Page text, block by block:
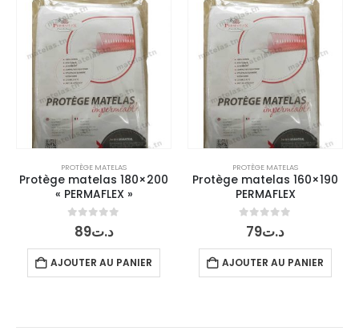
PROTÈGE MATELAS
Protège matelas 180×200
« PERMAFLEX »
out of 5
د.ت89
AJOUTER AU PANIER
PROTÈGE MATELAS
Protège matelas 160×190
PERMAFLEX
out of 5
د.ت79
AJOUTER AU PANIER